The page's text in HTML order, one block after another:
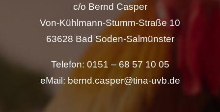
c/o Bernd Casper
Von-Kühlmann-Stumm-Straße 10
63628 Bad Soden-Salmünster
Telefon: 0151 – 68 57 10 05
eMail: bernd.casper@tina-uvb.de